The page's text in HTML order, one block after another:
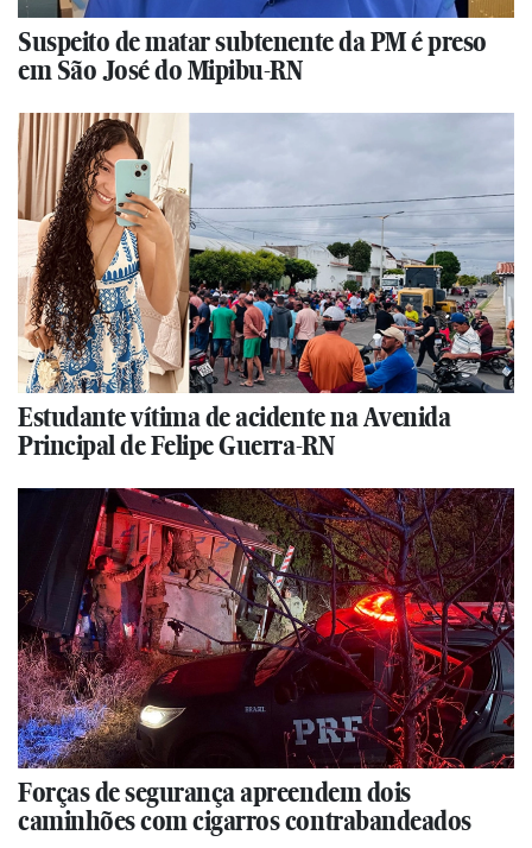
Suspeito de matar subtenente da PM é preso
em São José do Mipibu-RN
Estudante vítima de acidente na Avenida
Principal de Felipe Guerra-RN
Forças de segurança apreendem dois
caminhões com cigarros contrabandeados